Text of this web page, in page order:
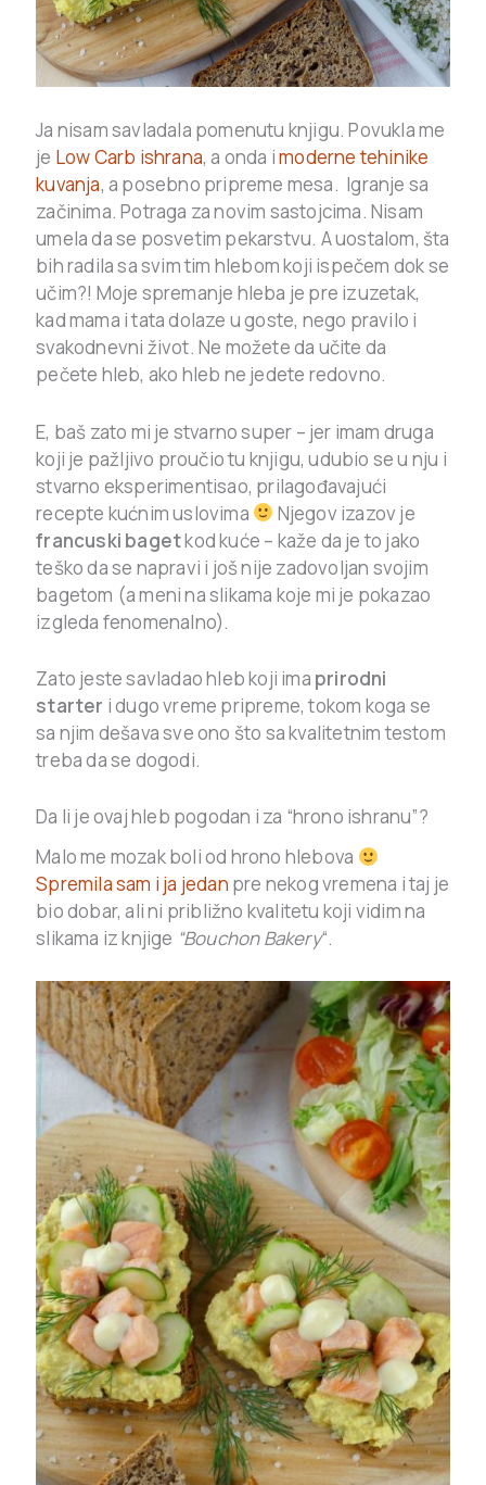
Ja nisam savladala pomenutu knjigu. Povukla me
je Low Carb ishrana, a onda imoderne tehinike
kuvanja, a posebno pripreme mesa. Igranje sa
začinima. Potraga za novim sastojcima. Nisam
umela da se posvetim pekarstvu. A uostalom, šta
bih radila sa svim tim hlebom koji ispečem dok se
učim?! Moje spremanje hleba je pre izuzetak,
kad mama i tata dolaze u goste, nego pravilo i
svakodnevni život. Ne možete da učite da
pečete hleb, ako hleb ne jedete redovno.
E, baš zato mi je stvarno super – jer imam druga
koji je pažljivo proučio tu knjigu, udubio se u nju i
stvarno eksperimentisao, prilagođavajući
recepte kućnim uslovima
Njegov izazov je
francuski bagetkod kuće – kaže da je to jako
teško da se napravi i još nije zadovoljan svojim
bagetom (a meni na slikama koje mi je pokazao
izgleda fenomenalno).
Zato jeste savladao hleb koji ima prirodni
starter i dugo vreme pripreme, tokom koga se
sa njim dešava sve ono što sa kvalitetnim testom
treba da se dogodi.
Da li je ovaj hleb pogodan i za “hrono ishranu”?
Malo me mozak boli od hrono hlebova
Spremila sam i ja jedan pre nekog vremena i taj je
bio dobar, ali ni približno kvalitetu koji vidim na
slikama iz knjige “Bouchon Bakery“.